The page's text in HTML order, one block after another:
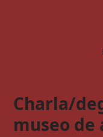
Charla/
museo de